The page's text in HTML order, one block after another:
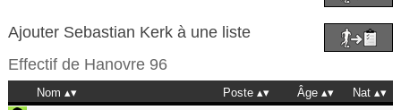
Ajouter Sebastian Kerk à une liste
Effectif de Hanovre 96
Nom Poste Âge
Nat